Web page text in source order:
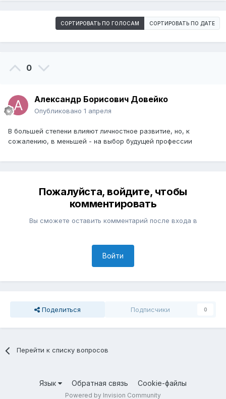
СОРТИРОВАТЬ ПО ГОЛОСАМ СОРТИРОВАТЬ ПО ДАТЕ
0
Александр Борисович Довейко
Опубликовано 1 апреля
В большей степени влияют личностное развитие, но, к
сожалению, в меньшей - на выбор будущей профессии
Пожалуйста, войдите, чтобы
комментировать
Вы сможете оставить комментарий после входа в
Войти
Поделиться Подписчики 0
Перейти к списку вопросов
Язык Обратная связь Cookie-файлы
Powered by Invision Community